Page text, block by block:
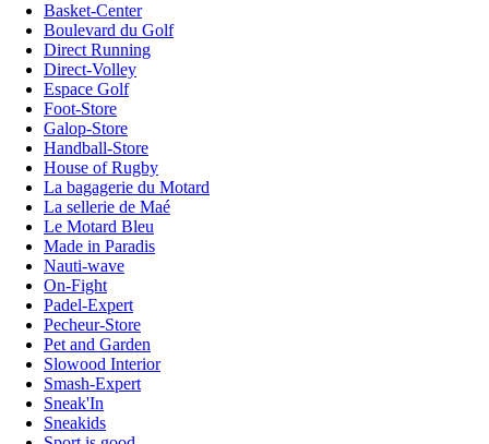
Basket-Center
Boulevard du Golf
Direct Running
Direct-Volley
Espace Golf
Foot-Store
Galop-Store
Handball-Store
House of Rugby
La bagagerie du Motard
La sellerie de Maé
Le Motard Bleu
Made in Paradis
Nauti-wave
On-Fight
Padel-Expert
Pecheur-Store
Pet and Garden
Slowood Interior
Smash-Expert
Sneak'In
Sneakids